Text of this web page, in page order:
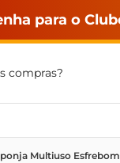
para o
compras?
Multiuso